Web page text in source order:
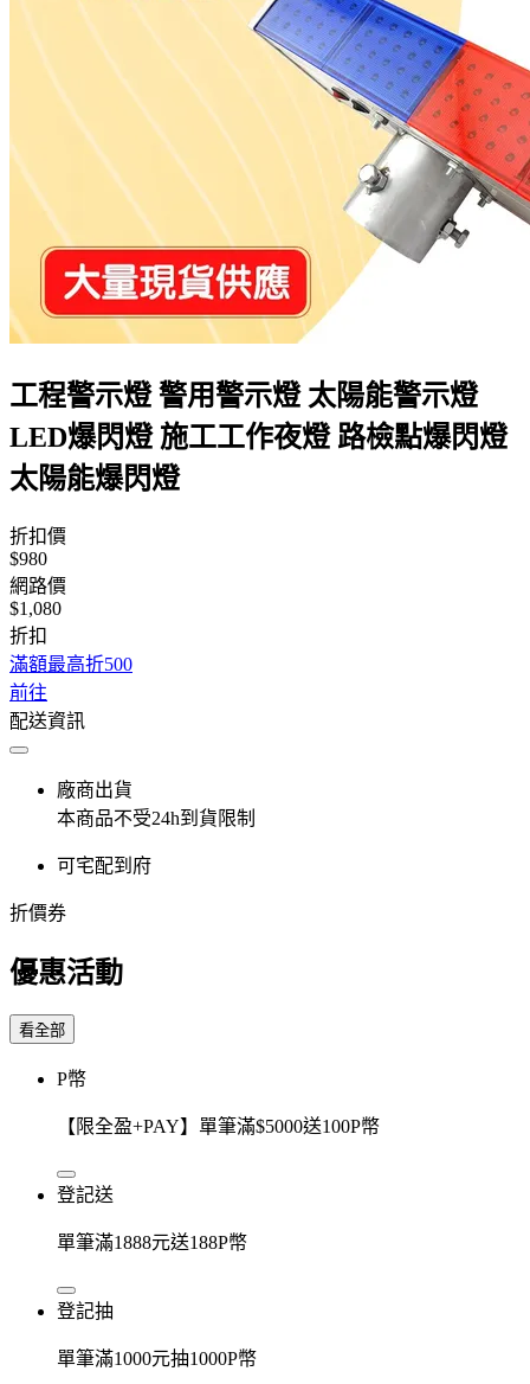
工程警示燈 警用警示燈 太陽能警示燈
LED爆閃燈 施工工作夜燈 路檢點爆閃燈
太陽能爆閃燈
折扣價
$980
網路價
$1,080
折扣
滿額最高折500
前往
配送資訊
廠商出貨
本商品不受24h到貨限制
可宅配到府
折價券
優惠活動
看全部
P幣
【限全盈+PAY】單筆滿$5000送100P幣
登記送
單筆滿1888元送188P幣
登記抽
單筆滿1000元抽1000P幣